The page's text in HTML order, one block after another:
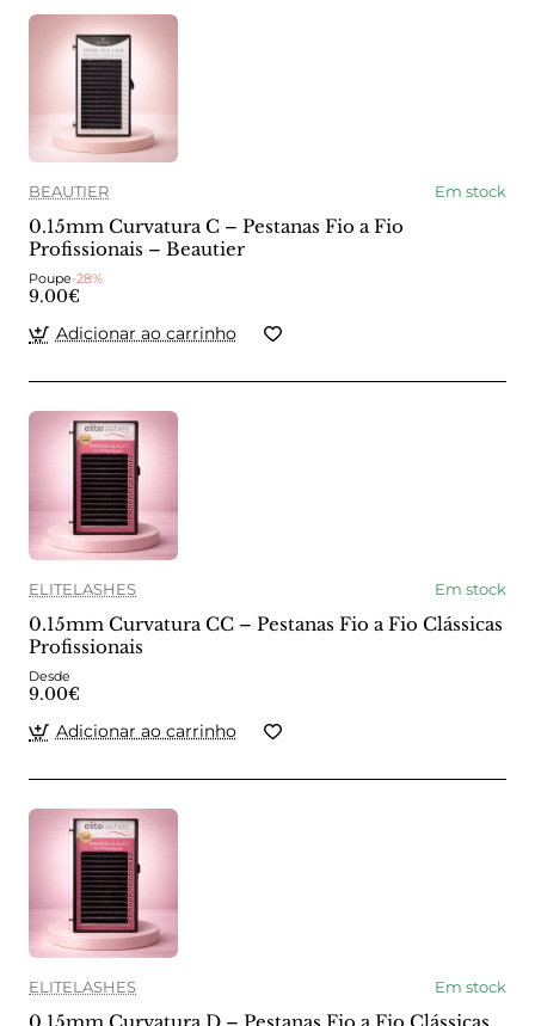
BEAUTIER Em stock
0.15mm Curvatura C – Pestanas Fio a Fio
Profissionais – Beautier
Poupe-28%
9.00€
Adicionar ao carrinho
ELITELASHES Em stock
0.15mm Curvatura CC – Pestanas Fio a Fio Clássicas
Profissionais
Desde
9.00€
Adicionar ao carrinho
ELITELASHES Em stock